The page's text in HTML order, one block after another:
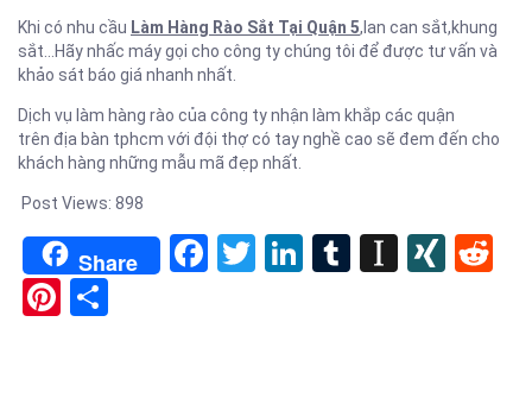
Khi có nhu cầu Làm Hàng Rào Sắt Tại Quận 5,lan can sắt,khung
sắt…Hãy nhấc máy gọi cho công ty chúng tôi để được tư vấn và
khảo sát báo giá nhanh nhất.
Dịch vụ làm hàng rào của công ty nhận làm khắp các quận
trên địa bàn tphcm với đội thợ có tay nghề cao sẽ đem đến cho
khách hàng những mẫu mã đẹp nhất.
Post Views: 898
Share Facebook
TwitterLinkedIn
Tumblr
Pinterest